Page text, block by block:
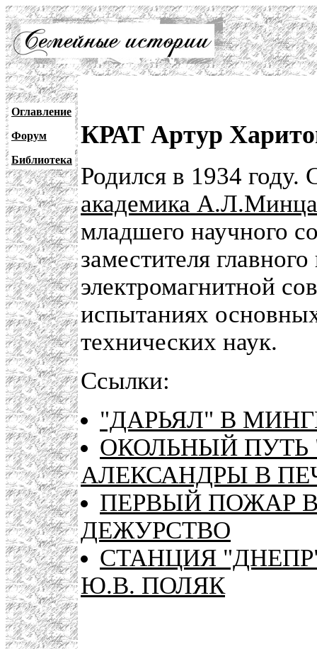
Оглавление
Форум
Библиотека
КРАТ Артур
Родился в 1934 году.
академика А.Л.Минца
младшего научного
заместителя
электромагнитной
испытаниях
технических наук.
Ссылки:
"ДАРЬЯЛ" В
ОКОЛЬНЫЙ ПУТЬ
АЛЕКСАНДРЫ В
ПЕРВЫЙ ПОЖАР
ДЕЖУРСТВО
СТАНЦИЯ
Ю.В. ПОЛЯК